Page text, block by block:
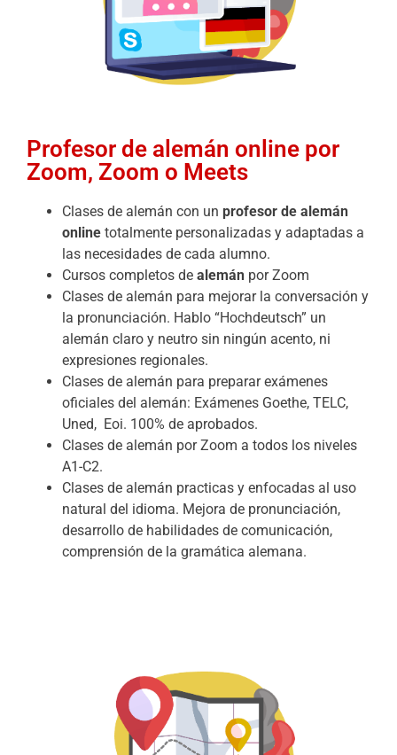
Profesor de alemán online por
Zoom, Zoom o Meets
Clases de alemán con un profesor de alemán
online totalmente personalizadas y adaptadas a
las necesidades de cada alumno.
Cursos completos de alemán por Zoom
Clases de alemán para mejorar la conversación y
la pronunciación. Hablo “Hochdeutsch” un
alemán claro y neutro sin ningún acento, ni
expresiones regionales.
Clases de alemán para preparar exámenes
oficiales del alemán: Exámenes Goethe, TELC,
Uned, Eoi. 100% de aprobados.
Clases de alemán por Zoom a todos los niveles
A1-C2.
Clases de alemán practicas y enfocadas al uso
natural del idioma. Mejora de pronunciación,
desarrollo de habilidades de comunicación,
comprensión de la gramática alemana.